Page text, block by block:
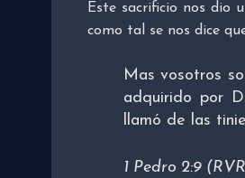
Este sacrificio nos dio
como tal se nos dice
Mas vosotros
adquirido por
llamó de las
1 Pedro 2:9